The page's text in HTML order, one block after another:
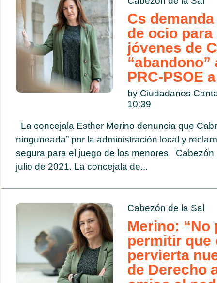
Cs
de ocio
jóvenes de
PRC-PSOE
by Ciudadanos
10:39
La concejala Esther Merino denuncia que
ninguneada” por la administración local y
segura para el juego de los menores Cabezón
julio de 2021. La concejala de...
Cabezón de la Sal
Merino: “No
permitir que
pervierta
de Derecho